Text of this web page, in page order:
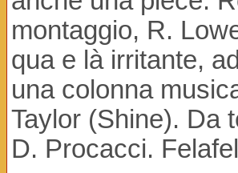
montaggio, R.
qua e là irritante,
una colonna
Taylor (Shine). Da
D. Procacci.